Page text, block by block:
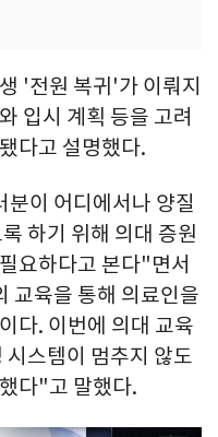
'전원 복귀'가 이뤄지
입시 계획 등을 고려
다고 설명했다.
이 어디에서나 양질
하기 위해 의대 증원
요하다고 본다"면서
교육을 통해 의료인을
다. 이번에 의대 교육
시스템이 멈추지 않도
다"고 말했다.